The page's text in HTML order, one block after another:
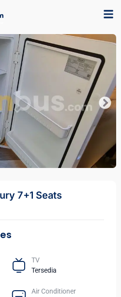
7+1 Seats
TV​
Tersedia
Air Conditioner